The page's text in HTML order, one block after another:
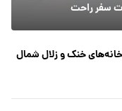
سفر راحت
خنک و زلال شمال